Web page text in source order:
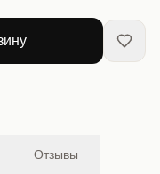
Отзывы